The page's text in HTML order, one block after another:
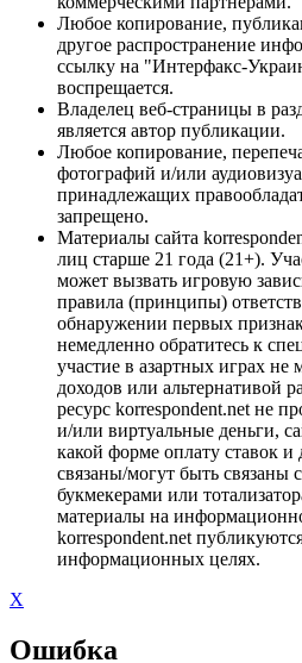
Любое копирование,
другое распространение
ссылку на "Интерфакс-
воспрещается.
Владелец веб-страницы в
является автор публикации.
Любое копирование,
фотографий и/или
принадлежащих
запрещено.
Материалы сайта
лиц старше 21 года (21+).
может вызвать игровую
правила (принципы)
обнаружении первых
немедленно обратитесь к
участие в азартных играх не
доходов или альтернативой
ресурс korrespondent.net не
и/или виртуальные деньги,
какой форме оплату ставок
связаны/могут быть связаны
букмекерами или
материалы на
korrespondent.net
информационных целях.
X
Ошибка